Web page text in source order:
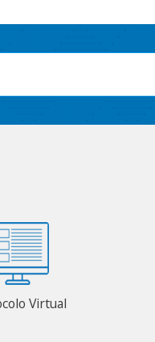
Virtual